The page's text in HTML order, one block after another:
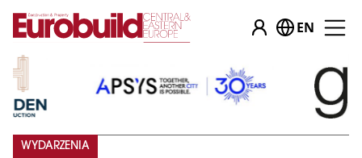
EN
WYDARZENIA